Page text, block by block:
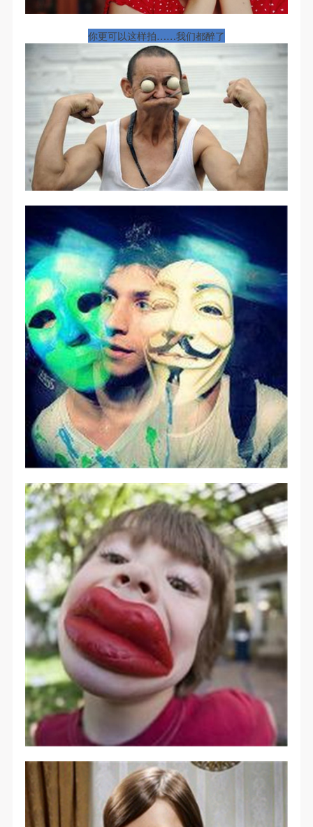
你更可以这样拍……我们都醉了
失。活动中任何非事故当事人及美术馆将不承担人身
事故的任何责任。
中央美术学院美术馆肖像权许可使用协议
根据《中华人民共和国广告法》、《中华人民共和国
民法通则》以及 最高人民法院关于贯彻执行 《中华
人民共和国民法通则》若干问题的意见（试行）>的
有关规定，为明确肖像许可方（甲方）和使用方（乙
方）的权利义务关系，经双方友好协商，甲乙双方就
带有甲方肖像的作品的使用达成如下一致协议：
一、 一般约定
（1）、甲方为本协议中的肖像权人，自愿将自己的
肖像权许可乙方作符合本协议约定和法律规定的用
途。
（2）、乙方中央美术学院美术馆是一所具有标志
性、专业性、国际化的现代公共美术馆。中央美术学
院美术馆与时代同行，努力塑造一个开放、自由、学
术的空间氛围，竭诚与各单位、企业、机构、艺术家
和观众进行良好互动。以学院的学术研究为基础，积
极策划国际、国内多视角、多领域的展览、论坛及公
共教育活动，为美院师生、中外艺术家以及社会公众
提供一个交流、学习、展示的平台。作为一家公益性
单位，其开展的公共教育活动以学术性和公益性为
主。
（3）、乙方为甲方拍摄中央美术学院公共教育部所
有公教活动。
二、拍摄内容、使用形式、使用地域范围
（1）、拍摄内容 乙方拍摄的带有甲方肖像的作品内
容包括：①中央美术学院美术馆②中央美术学院校园
内○3由中央美术学院公共教育部策划或执行的一切活
动。
（2）、使用形式 用于中央美术学院图书出版、销售
附带光盘及宣传资料。
（3）、使用地域范围
适用地域范围包括国内和国外。
使用肖像的媒介限于不损害甲方肖像权的任何媒介
（如杂志、网络等）。
三、肖像权使用期限
永久使用。
带有甲方肖像作品的拍摄费用由乙方承担。
乙方于拍摄完带有甲方肖像的作品无需支付甲方任何
费用。
失。活动中任何非事故当事人及美术馆将不承担人身
事故的任何责任。
中央美术学院美术馆肖像权许可使用协议
根据《中华人民共和国广告法》、《中华人民共和国
民法通则》以及 最高人民法院关于贯彻执行 《中华
人民共和国民法通则》若干问题的意见（试行）>的
有关规定，为明确肖像许可方（甲方）和使用方（乙
方）的权利义务关系，经双方友好协商，甲乙双方就
带有甲方肖像的作品的使用达成如下一致协议：
一、 一般约定
（1）、甲方为本协议中的肖像权人，自愿将自己的
肖像权许可乙方作符合本协议约定和法律规定的用
途。
（2）、乙方中央美术学院美术馆是一所具有标志
性、专业性、国际化的现代公共美术馆。中央美术学
院美术馆与时代同行，努力塑造一个开放、自由、学
术的空间氛围，竭诚与各单位、企业、机构、艺术家
和观众进行良好互动。以学院的学术研究为基础，积
极策划国际、国内多视角、多领域的展览、论坛及公
共教育活动，为美院师生、中外艺术家以及社会公众
提供一个交流、学习、展示的平台。作为一家公益性
单位，其开展的公共教育活动以学术性和公益性为
主。
（3）、乙方为甲方拍摄中央美术学院公共教育部所
有公教活动。
二、拍摄内容、使用形式、使用地域范围
（1）、拍摄内容 乙方拍摄的带有甲方肖像的作品内
容包括：①中央美术学院美术馆②中央美术学院校园
内○3由中央美术学院公共教育部策划或执行的一切活
动。
（2）、使用形式 用于中央美术学院图书出版、销售
附带光盘及宣传资料。
（3）、使用地域范围
适用地域范围包括国内和国外。
使用肖像的媒介限于不损害甲方肖像权的任何媒介
（如杂志、网络等）。
三、肖像权使用期限
永久使用。
带有甲方肖像作品的拍摄费用由乙方承担。
乙方于拍摄完带有甲方肖像的作品无需支付甲方任何
费用。
失。活动中任何非事故当事人及美术馆将不承担人身
事故的任何责任。
中央美术学院美术馆肖像权许可使用协议
根据《中华人民共和国广告法》、《中华人民共和国
民法通则》以及 最高人民法院关于贯彻执行 《中华
人民共和国民法通则》若干问题的意见（试行）>的
有关规定，为明确肖像许可方（甲方）和使用方（乙
方）的权利义务关系，经双方友好协商，甲乙双方就
带有甲方肖像的作品的使用达成如下一致协议：
一、 一般约定
（1）、甲方为本协议中的肖像权人，自愿将自己的
肖像权许可乙方作符合本协议约定和法律规定的用
途。
（2）、乙方中央美术学院美术馆是一所具有标志
性、专业性、国际化的现代公共美术馆。中央美术学
院美术馆与时代同行，努力塑造一个开放、自由、学
术的空间氛围，竭诚与各单位、企业、机构、艺术家
和观众进行良好互动。以学院的学术研究为基础，积
极策划国际、国内多视角、多领域的展览、论坛及公
共教育活动，为美院师生、中外艺术家以及社会公众
提供一个交流、学习、展示的平台。作为一家公益性
单位，其开展的公共教育活动以学术性和公益性为
主。
（3）、乙方为甲方拍摄中央美术学院公共教育部所
有公教活动。
二、拍摄内容、使用形式、使用地域范围
（1）、拍摄内容 乙方拍摄的带有甲方肖像的作品内
容包括：①中央美术学院美术馆②中央美术学院校园
内○3由中央美术学院公共教育部策划或执行的一切活
动。
（2）、使用形式 用于中央美术学院图书出版、销售
附带光盘及宣传资料。
（3）、使用地域范围
适用地域范围包括国内和国外。
使用肖像的媒介限于不损害甲方肖像权的任何媒介
（如杂志、网络等）。
三、肖像权使用期限
永久使用。
带有甲方肖像作品的拍摄费用由乙方承担。
乙方于拍摄完带有甲方肖像的作品无需支付甲方任何
费用。
快捷登录